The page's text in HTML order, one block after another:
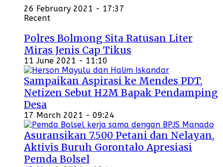
26 February 2021 - 17:37
Recent
Polres Bolmong Sita Ratusan Liter
Miras Jenis Cap Tikus
11 June 2021 - 11:10
Sampaikan Aspirasi ke Mendes PDT,
Netizen Sebut H2M Bapak Pendamping
Desa
17 March 2021 - 09:24
Asuransikan 7.500 Petani dan Nelayan,
Aktivis Buruh Gorontalo Apresiasi
Pemda Bolsel